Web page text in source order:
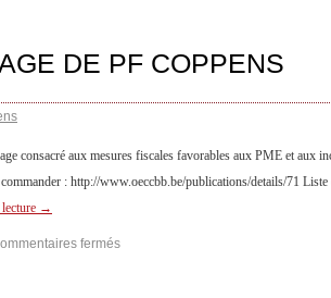
DE PF COPPENS
consacré aux mesures fiscales favorables aux PME et aux
: http://www.oeccbb.be/publications/details/71 Liste
→
fermés